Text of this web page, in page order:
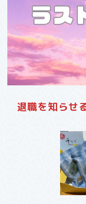
退職を知らせ